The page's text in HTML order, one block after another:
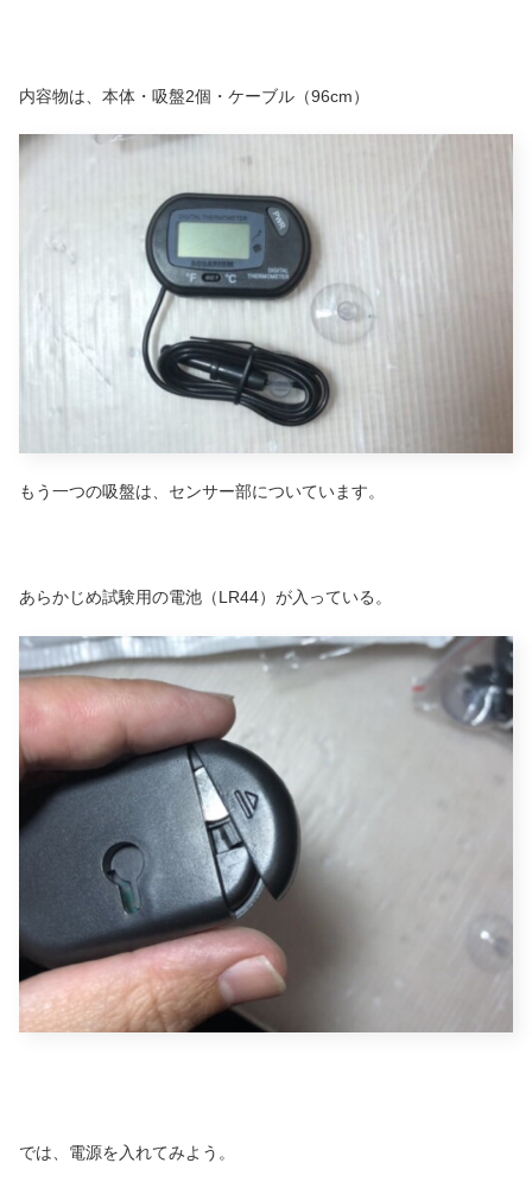
内容物は、本体・吸盤2個・ケーブル（96cm）
もう一つの吸盤は、センサー部についています。
あらかじめ試験用の電池（LR44）が入っている。
では、電源を入れてみよう。